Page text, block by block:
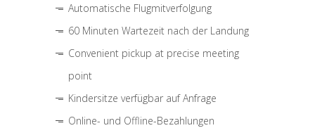
Automatische Flugmitverfolgung
60 Minuten Wartezeit nach der Landung
Convenient pickup at precise meeting
point
Kindersitze verfügbar auf Anfrage
Online- und Offline-Bezahlungen